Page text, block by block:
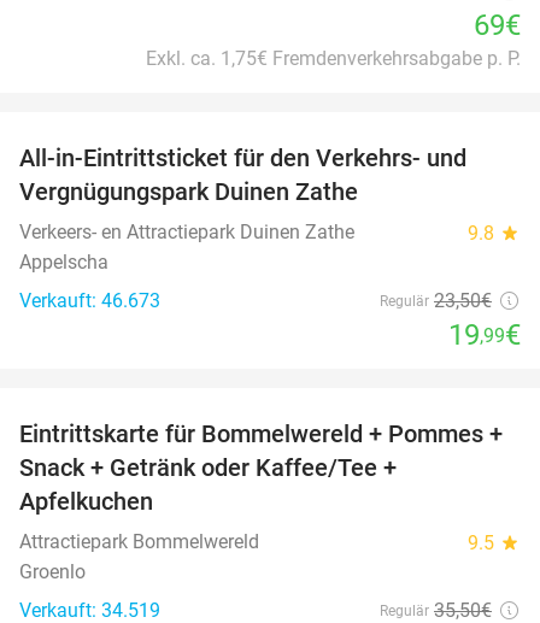
69€
Exkl. ca. 1,75€ Fremdenverkehrsabgabe p. P.
All-in-Eintrittsticket für den Verkehrs- und
Vergnügungspark Duinen Zathe
Verkeers- en Attractiepark Duinen Zathe 9.8 star
Appelscha
Verkauft: 46.673
Regulär 23,50€
19,99€
23%
Eintrittskarte für Bommelwereld + Pommes +
Snack + Getränk oder Kaffee/Tee +
Apfelkuchen
Attractiepark Bommelwereld 9.5 star
Groenlo
Verkauft: 34.519
Regulär 35,50€